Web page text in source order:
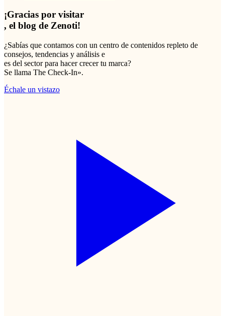
¡Gracias por visitar
, el blog de Zenoti!
¿Sabías que contamos con un centro de contenidos repleto de
consejos, tendencias y análisis e
es del sector para hacer crecer tu marca?
Se llama The Check-In».
Échale un vistazo